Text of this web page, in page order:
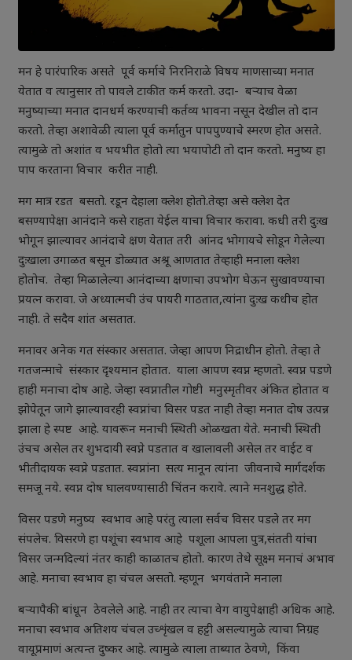
मन हे पारंपारिक असते पूर्व कर्माचे निरनिराळे विषय माणसाच्या मनात
येतात व त्यानुसार तो पावले टाकीत कर्म करतो. उदा- बऱ्याच वेळा
मनुष्याच्या मनात दानधर्म करण्याची कर्तव्य भावना नसून देखील तो दान
करतो. तेव्हा अशावेळी त्याला पूर्व कर्मातुन पापपुण्याचे स्मरण होत असते.
त्यामुळे तो अशांत व भयभीत होतो त्या भयापोटी तो दान करतो. मनुष्य हा
पाप करताना विचार करीत नाही.
मग मात्र रडत बसतो. रडून देहाला क्लेश होतो.तेव्हा असे क्लेश देत
बसण्यापेक्षा आनंदाने कसे राहता येईल याचा विचार करावा. कधी तरी दुःख
भोगून झाल्यावर आनंदाचे क्षण येतात तरी आंनद भोगायचे सोडून गेलेल्या
दुःखाला उगाळत बसून डोळ्यात अश्रू आणतात तेव्हाही मनाला क्लेश
होतोच. तेव्हा मिळालेल्या आनंदाच्या क्षणाचा उपभोग घेऊन सुखावण्याचा
प्रयत्न करावा. जे अध्यात्मची उंच पायरी गाठतात,त्यांना दुःख कधीच होत
नाही. ते सदैव शांत असतात.
मनावर अनेक गत संस्कार असतात. जेव्हा आपण निद्राधीन होतो. तेव्हा ते
गतजन्माचे संस्कार दृश्यमान होतात. याला आपण स्वप्न म्हणतो. स्वप्न पडणे
हाही मनाचा दोष आहे. जेव्हा स्वप्नातील गोष्टी मनुस्मृतीवर अंकित होतात व
झोपेतून जागे झाल्यावरही स्वप्नांचा विसर पडत नाही तेव्हा मनात दोष उत्पन्न
झाला हे स्पष्ट आहे. यावरून मनाची स्थिती ओळखता येते. मनाची स्थिती
उंचच असेल तर शुभदायी स्वप्ने पडतात व खालावली असेल तर वाईट व
भीतीदायक स्वप्ने पडतात. स्वप्नांना सत्य मानून त्यांना जीवनाचे मार्गदर्शक
समजू नये. स्वप्न दोष घालवण्यासाठी चिंतन करावे. त्याने मनशुद्ध होते.
विसर पडणे मनुष्य स्वभाव आहे परंतु त्याला सर्वच विसर पडले तर मग
संपलेच. विसरणे हा पशूंचा स्वभाव आहे पशूला आपला पुत्र,संतती यांचा
विसर जन्मदिल्यां नंतर काही काळातच होतो. कारण तेथे सूक्ष्म मनाचं अभाव
आहे. मनाचा स्वभाव हा चंचल असतो. म्हणून भगवंताने मनाला
बऱ्यापैकी बांधून ठेवलेले आहे. नाही तर त्याचा वेग वायुपेक्षाही अधिक आहे.
मनाचा स्वभाव अतिशय चंचल उच्शृंखल व हट्टी असल्यामुळे त्याचा निग्रह
वायूप्रमाणं अत्यन्त दुष्कर आहे. त्यामुळे त्याला ताब्यात ठेवणे, किंवा